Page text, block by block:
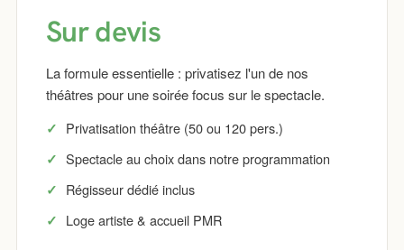
Sur devis
La formule essentielle : privatisez l'un de nos
théâtres pour une soirée focus sur le spectacle.
Privatisation théâtre (50 ou 120 pers.)
Spectacle au choix dans notre programmation
Régisseur dédié inclus
Loge artiste & accueil PMR